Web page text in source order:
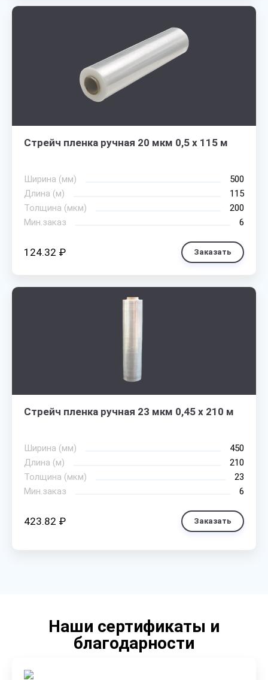
Стрейч пленка ручная 20 мкм 0,5 х 115 м
Ширина (мм)
500
Длина (м)
115
Толщина (мкм)
200
Мин.заказ
6
124.32 ₽ Заказать
Стрейч пленка ручная 23 мкм 0,45 х 210 м
Ширина (мм)
450
Длина (м)
210
Толщина (мкм)
23
Мин.заказ
6
423.82 ₽ Заказать
Наши сертификаты и
благодарности